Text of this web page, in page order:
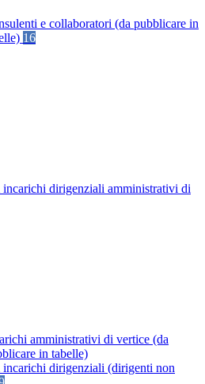
e collaboratori (da pubblicare in
16
dirigenziali amministrativi di
amministrativi di vertice (da
in tabelle)
dirigenziali (dirigenti non